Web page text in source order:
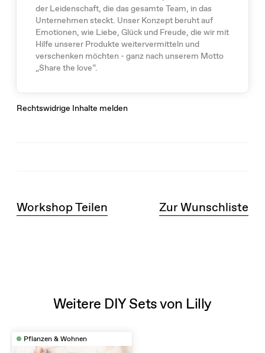
der Leidenschaft, die das gesamte Team, in das
Unternehmen steckt. Unser Konzept beruht auf
Emotionen, wie Liebe, Glück und Freude, die wir mit
Hilfe unserer Produkte weitervermitteln und
verschenken möchten - ganz nach unserem Motto
„Share the love“.
Rechtswidrige Inhalte melden
Workshop Teilen Zur Wunschliste
Weitere DIY Sets von Lilly
Pflanzen & Wohnen